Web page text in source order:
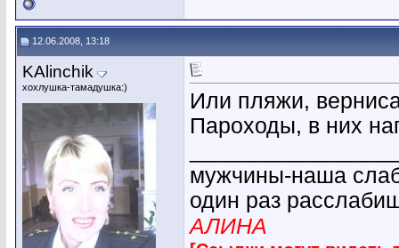
12.06.2008, 13:18
KAlinchik
хохлушка-тамадушка:)
Или пляжи,
Пароходы, в них
мужчины-наша
один раз
АЛИНА